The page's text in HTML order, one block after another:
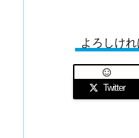
よろしけ
Twitter
